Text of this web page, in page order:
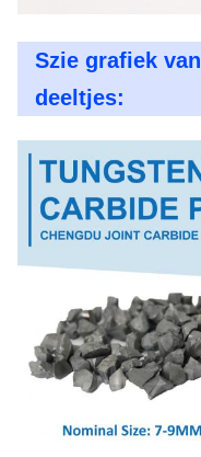
Szie grafiek
deeltjes: